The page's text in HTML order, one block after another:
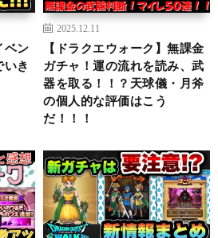
ベン
いき
2025.12.11
【ドラクエウォーク】無課金
ガチャ！運の流れを読み、武
器を取る！！？天球儀・月斧
の個人的な評価はこう
だ！！！